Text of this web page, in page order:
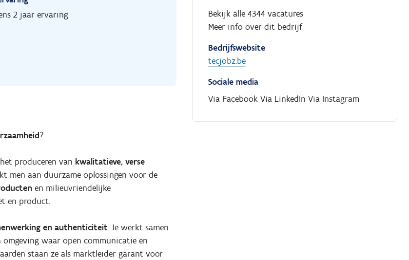
2 jaar ervaring
?
produceren van kwalitatieve, verse
men aan duurzame oplossingen voor de
en milieuvriendelijke
en product.
en authenticiteit. Je werkt samen
waar open communicatie en
staan ze als marktleider garant voor
Bekijk alle 4344 vacatures
Meer info over dit bedrijf
Bedrijfswebsite
tecjobz.be
Sociale media
Via Facebook Via LinkedIn Via Instagram